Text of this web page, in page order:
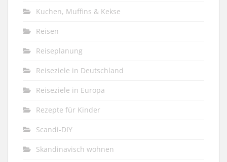
Kuchen, Muffins & Kekse
Reisen
Reiseplanung
Reiseziele in Deutschland
Reiseziele in Europa
Rezepte für Kinder
Scandi-DIY
Skandinavisch wohnen